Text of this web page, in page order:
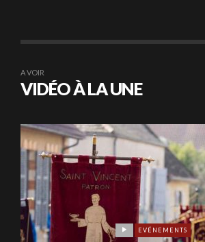
A VOIR
VIDÉO À LA UNE
EVÉNEMENTS